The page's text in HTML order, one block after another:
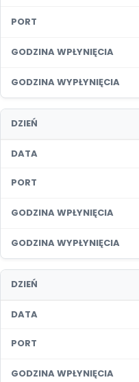
PORT
GODZINA WPŁYNIĘCIA
GODZINA WYPŁYNIĘCIA
DZIEŃ
DATA
PORT
GODZINA WPŁYNIĘCIA
GODZINA WYPŁYNIĘCIA
DZIEŃ
DATA
PORT
GODZINA WPŁYNIĘCIA